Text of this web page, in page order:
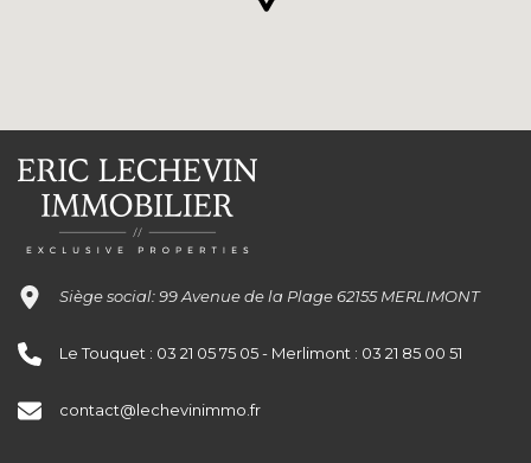
Siège social: 99 Avenue de la Plage 62155 MERLIMONT
Le Touquet : 03 21 05 75 05 - Merlimont : 03 21 85 00 51
contact@lechevinimmo.fr